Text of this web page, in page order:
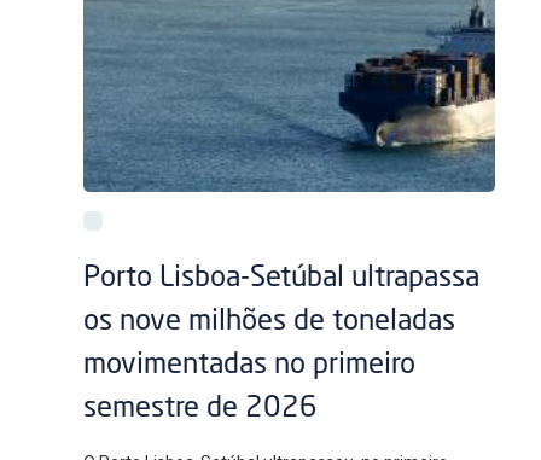
Porto Lisboa-Setúbal ultrapassa
os nove milhões de toneladas
movimentadas no primeiro
semestre de 2026